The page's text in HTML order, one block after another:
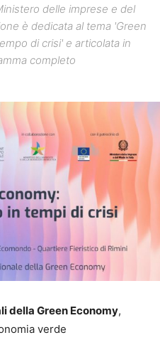
delle imprese e del
è dedicata al tema 'Green
di crisi' e articolata in
completo
della Green Economy,
verde